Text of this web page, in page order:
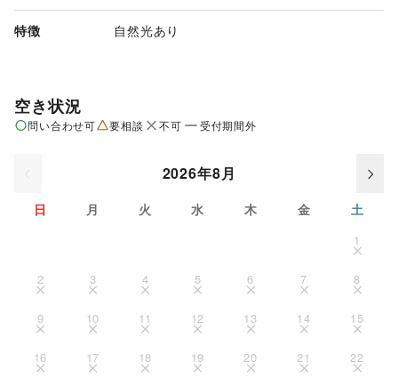
特徴 自然光あり
空き状況
問い合わせ可 要相談 不可 受付期間外
2026年8月
日 月 火 水 木 金 土
1
2 3 4 5 6 7 8
9 10 11 12 13 14 15
16 17 18 19 20 21 22